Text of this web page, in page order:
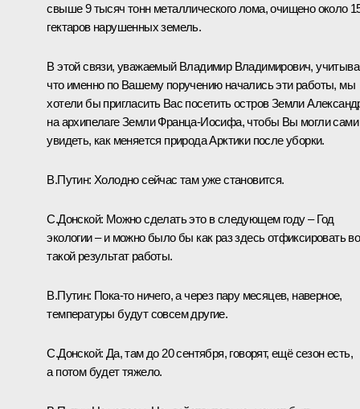
свыше 9 тысяч тонн металлического лома, очищено около
гектаров нарушенных земель.
В этой связи, уважаемый Владимир Владимирович,
что именно по Вашему поручению начались эти работы, мы
хотели бы пригласить Вас посетить остров Земли
на архипелаге Земли Франца-Иосифа, чтобы Вы могли сами
увидеть, как меняется природа Арктики после уборки.
В.Путин: Холодно сейчас там уже становится.
С.Донской: Можно сделать это в следующем году – Год
экологии – и можно было бы как раз здесь отфиксировать
такой результат работы.
В.Путин: Пока‑то ничего, а через пару месяцев, наверное,
температуры будут совсем другие.
С.Донской: Да, там до 20 сентября, говорят, ещё сезон есть,
а потом будет тяжело.